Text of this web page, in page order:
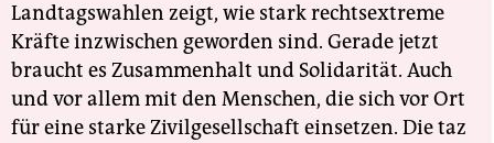
Landtagswahlen zeigt, wie stark rechtsextreme
Kräfte inzwischen geworden sind. Gerade jetzt
braucht es Zusammenhalt und Solidarität. Auch
und vor allem mit den Menschen, die sich vor Ort
für eine starke Zivilgesellschaft einsetzen. Die taz